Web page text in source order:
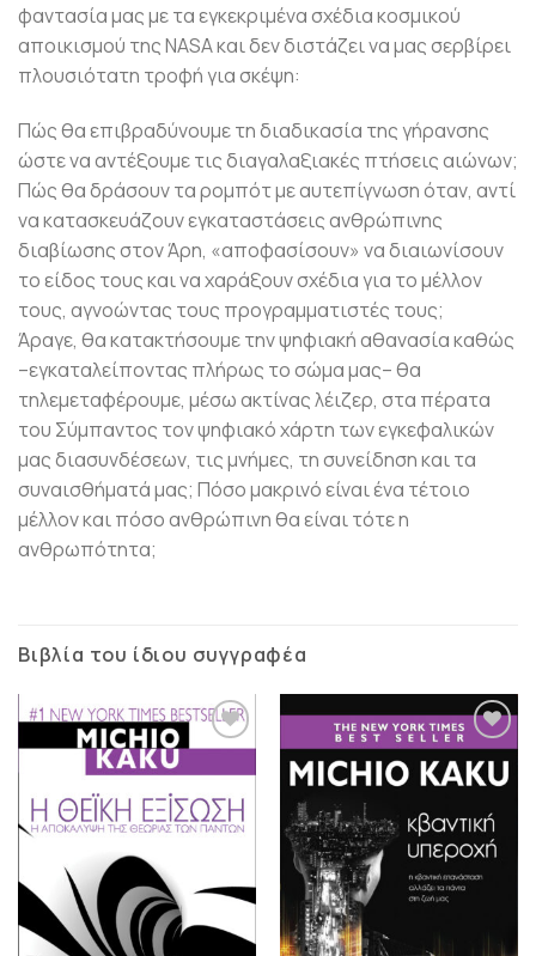
φαντασία μας με τα εγκεκριμένα σχέδια κοσμικού
αποικισμού της NASA και δεν διστάζει να μας σερβίρει
πλουσιότατη τροφή για σκέψη:
Πώς θα επιβραδύνουμε τη διαδικασία της γήρανσης
ώστε να αντέξουμε τις διαγαλαξιακές πτήσεις αιώνων;
Πώς θα δράσουν τα ρομπότ με αυτεπίγνωση όταν, αντί
να κατασκευάζουν εγκαταστάσεις ανθρώπινης
διαβίωσης στον Άρη, «αποφασίσουν» να διαιωνίσουν
το είδος τους και να χαράξουν σχέδια για το μέλλον
τους, αγνοώντας τους προγραμματιστές τους;
Άραγε, θα κατακτήσουμε την ψηφιακή αθανασία καθώς
–εγκαταλείποντας πλήρως το σώμα μας– θα
τηλεμεταφέρουμε, μέσω ακτίνας λέιζερ, στα πέρατα
του Σύμπαντος τον ψηφιακό χάρτη των εγκεφαλικών
μας διασυνδέσεων, τις μνήμες, τη συνείδηση και τα
συναισθήματά μας; Πόσο μακρινό είναι ένα τέτοιο
μέλλον και πόσο ανθρώπινη θα είναι τότε η
ανθρωπότητα;
Βιβλία του ίδιου συγγραφέα
Προσθήκη
βιβλίου
επιθυμιών
Προσθήκη
βιβλίου
στη λίστα